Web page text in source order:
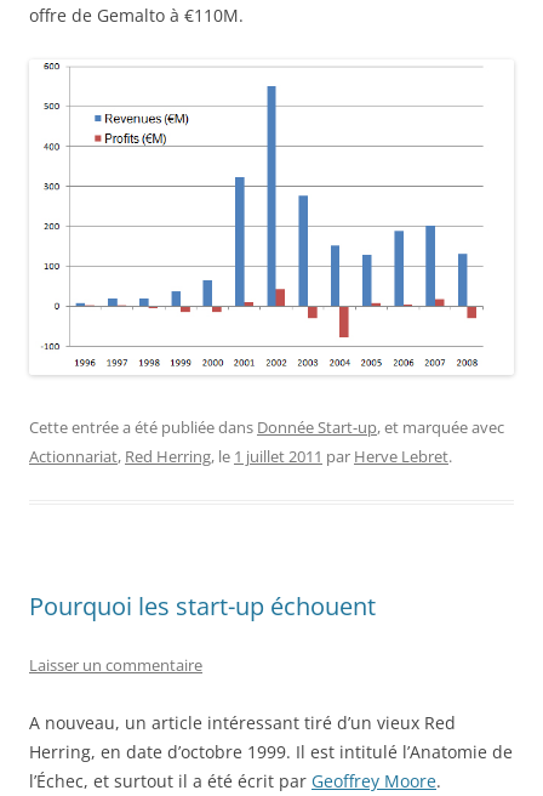
offre de Gemalto à €110M.
Cette entrée a été publiée dans Donnée Start-up, et marquée avec
Actionnariat, Red Herring, le 1 juillet 2011 par Herve Lebret.
Pourquoi les start-up échouent
Laisser un commentaire
A nouveau, un article intéressant tiré d’un vieux Red
Herring, en date d’octobre 1999. Il est intitulé l’Anatomie de
l’Échec, et surtout il a été écrit par Geoffrey Moore.